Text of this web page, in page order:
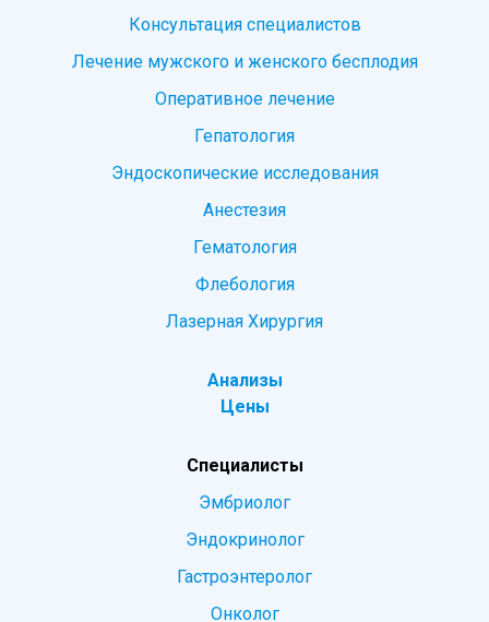
Консультация специалистов
Лечение мужского и женского бесплодия
Оперативное лечение
Гепатология
Эндоскопические исследования
Анестезия
Гематология
Флебология
Лазерная Хирургия
Анализы
Цены
Специалисты
Эмбриолог
Эндокринолог
Гастроэнтеролог
Онколог